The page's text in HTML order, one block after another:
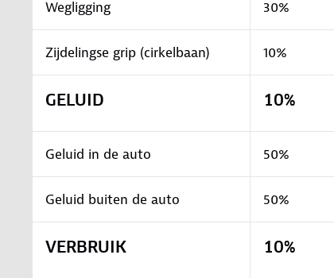
Wegligging 30%
Zijdelingse grip (cirkelbaan) 10%
GELUID 10%
Geluid in de auto 50%
Geluid buiten de auto 50%
VERBRUIK 10%